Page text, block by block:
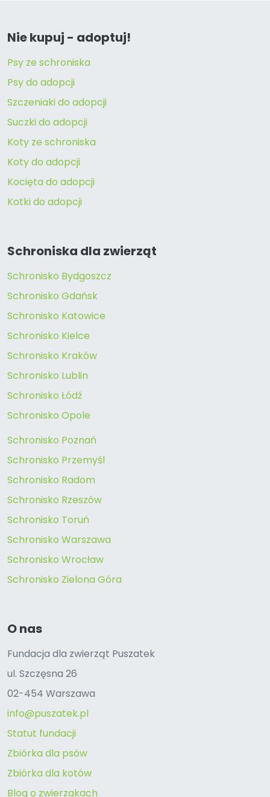
Nie kupuj - adoptuj!
Psy ze schroniska
Psy do adopcji
Szczeniaki do adopcji
Suczki do adopcji
Koty ze schroniska
Koty do adopcji
Kocięta do adopcji
Kotki do adopcji
Schroniska dla zwierząt
Schronisko Bydgoszcz
Schronisko Gdańsk
Schronisko Katowice
Schronisko Kielce
Schronisko Kraków
Schronisko Lublin
Schronisko Łódź
Schronisko Opole
Schronisko Poznań
Schronisko Przemyśl
Schronisko Radom
Schronisko Rzeszów
Schronisko Toruń
Schronisko Warszawa
Schronisko Wrocław
Schronisko Zielona Góra
O nas
Fundacja dla zwierząt Puszatek
ul. Szczęsna 26
02-454 Warszawa
info@puszatek.pl
Statut fundacji
Zbiórka dla psów
Zbiórka dla kotów
Blog o zwierzakach